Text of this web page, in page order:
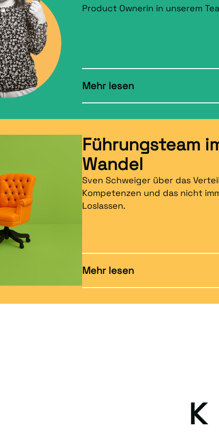
Product Ownerin in unserem
Mehr lesen
Führungsteam
Wandel
Sven Schweiger über das
Kompetenzen und das nicht
Loslassen.
Mehr lesen
K